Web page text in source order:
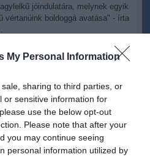
My Personal Information
sharing to third parties, or
or sensitive information for
use the below opt-out
Please note that after your
you may continue seeing
personal information utilized by
jóindulatára, melynek egyik
vértanúink boldoggá avatása" - írta
az egyházmegyében február 28-
felolvassák.